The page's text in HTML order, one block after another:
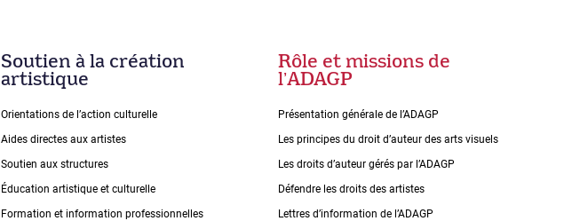
Soutien à la création
artistique
Orientations de lʼaction culturelle
Aides directes aux artistes
Soutien aux structures
Éducation artistique et culturelle
Formation et information professionnelles
Rôle et missions de
lʼADAGP
Présentation générale de l’ADAGP
Les principes du droit dʼauteur des arts visuels
Les droits dʼauteur gérés par lʼADAGP
Défendre les droits des artistes
Lettres dʼinformation de lʼADAGP